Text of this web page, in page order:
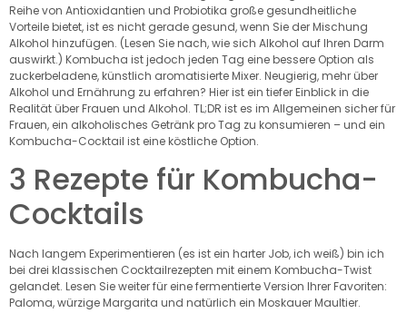
Reihe von Antioxidantien und Probiotika große gesundheitliche
Vorteile bietet, ist es nicht gerade gesund, wenn Sie der Mischung
Alkohol hinzufügen. (Lesen Sie nach, wie sich Alkohol auf Ihren Darm
auswirkt.) Kombucha ist jedoch jeden Tag eine bessere Option als
zuckerbeladene, künstlich aromatisierte Mixer. Neugierig, mehr über
Alkohol und Ernährung zu erfahren? Hier ist ein tiefer Einblick in die
Realität über Frauen und Alkohol. TL;DR ist es im Allgemeinen sicher für
Frauen, ein alkoholisches Getränk pro Tag zu konsumieren – und ein
Kombucha-Cocktail ist eine köstliche Option.
3 Rezepte für Kombucha-
Cocktails
Nach langem Experimentieren (es ist ein harter Job, ich weiß) bin ich
bei drei klassischen Cocktailrezepten mit einem Kombucha-Twist
gelandet. Lesen Sie weiter für eine fermentierte Version Ihrer Favoriten:
Paloma, würzige Margarita und natürlich ein Moskauer Maultier.